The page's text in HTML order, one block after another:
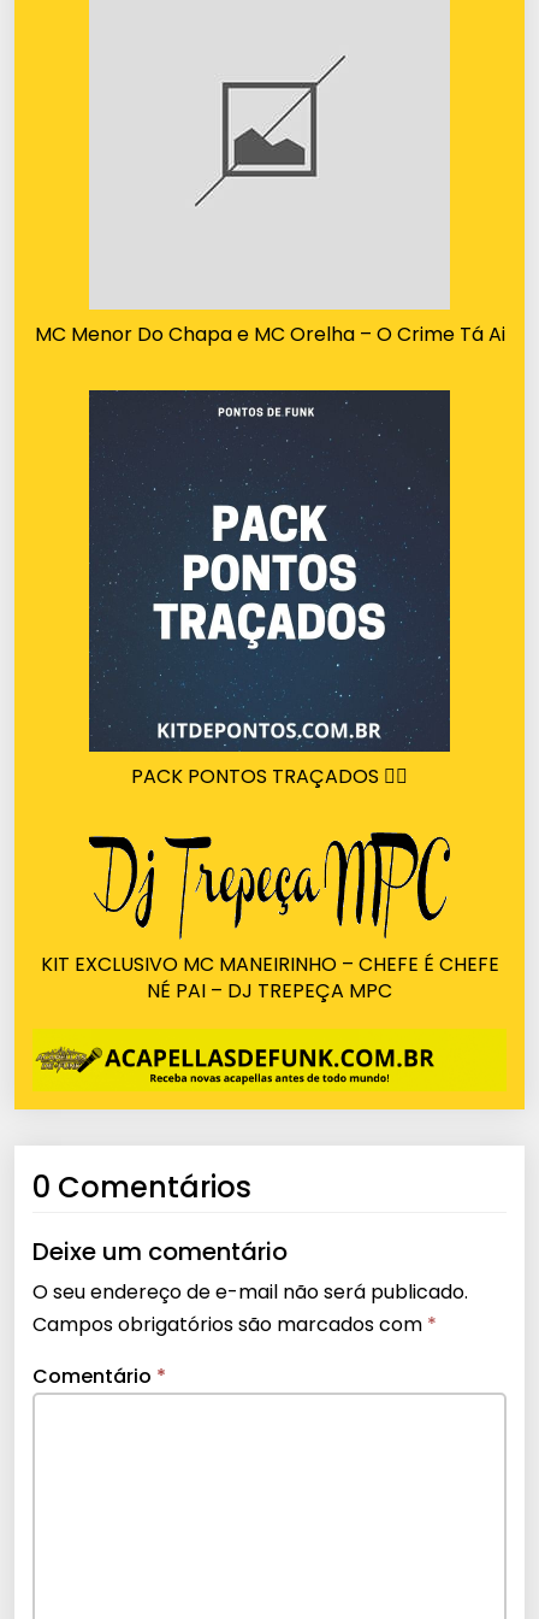
MC Menor Do Chapa e MC Orelha – O Crime Tá Ai
PACK PONTOS TRAÇADOS 🙅‍♂️
KIT EXCLUSIVO MC MANEIRINHO – CHEFE É CHEFE
NÉ PAI – DJ TREPEÇA MPC
0 Comentários
Deixe um comentário
O seu endereço de e-mail não será publicado.
Campos obrigatórios são marcados com *
Comentário *